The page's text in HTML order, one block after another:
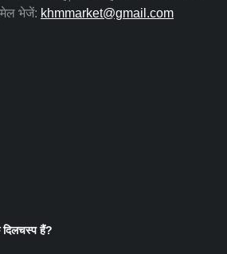
भेजें: khmmarket@gmail.com
हैं?